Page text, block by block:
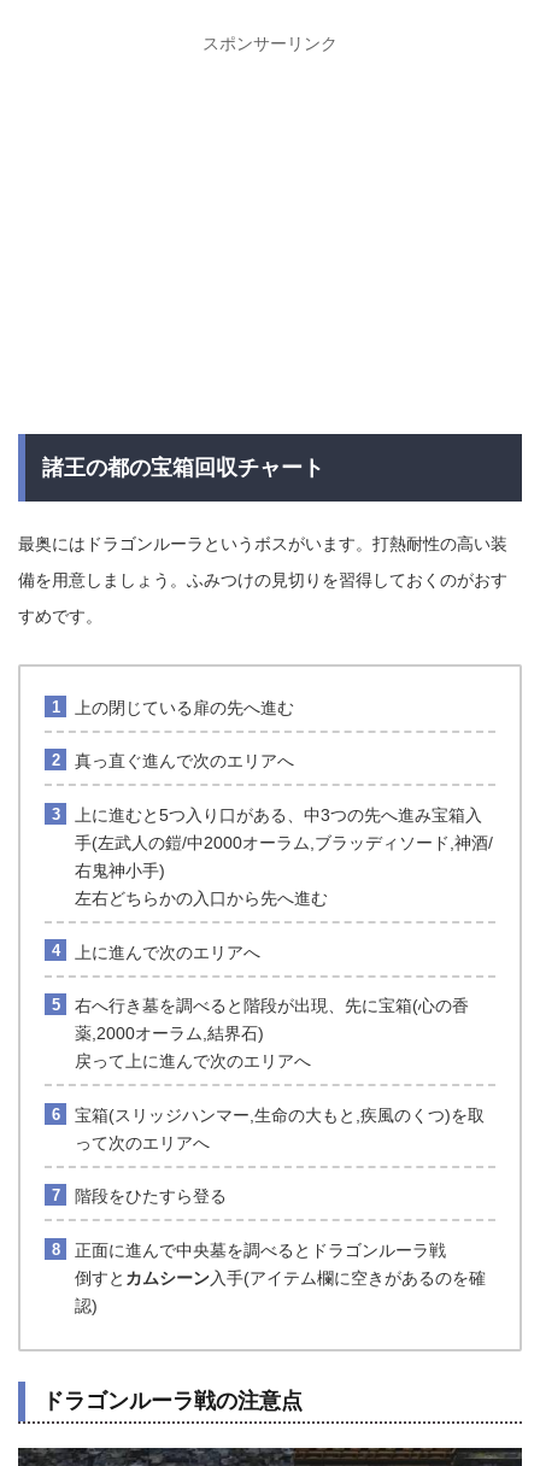
スポンサーリンク
諸王の都の宝箱回収チャート
最奥にはドラゴンルーラというボスがいます。打熱耐性の高い装
備を用意しましょう。ふみつけの見切りを習得しておくのがおす
すめです。
上の閉じている扉の先へ進む
真っ直ぐ進んで次のエリアへ
上に進むと5つ入り口がある、中3つの先へ進み宝箱入
手(左武人の鎧/中2000オーラム,ブラッディソード,神酒/
右鬼神小手)
左右どちらかの入口から先へ進む
上に進んで次のエリアへ
右へ行き墓を調べると階段が出現、先に宝箱(心の香
薬,2000オーラム,結界石)
戻って上に進んで次のエリアへ
宝箱(スリッジハンマー,生命の大もと,疾風のくつ)を取
って次のエリアへ
階段をひたすら登る
正面に進んで中央墓を調べるとドラゴンルーラ戦
倒すと カムシーン入手(アイテム欄に空きがあるのを確
認)
ドラゴンルーラ戦の注意点